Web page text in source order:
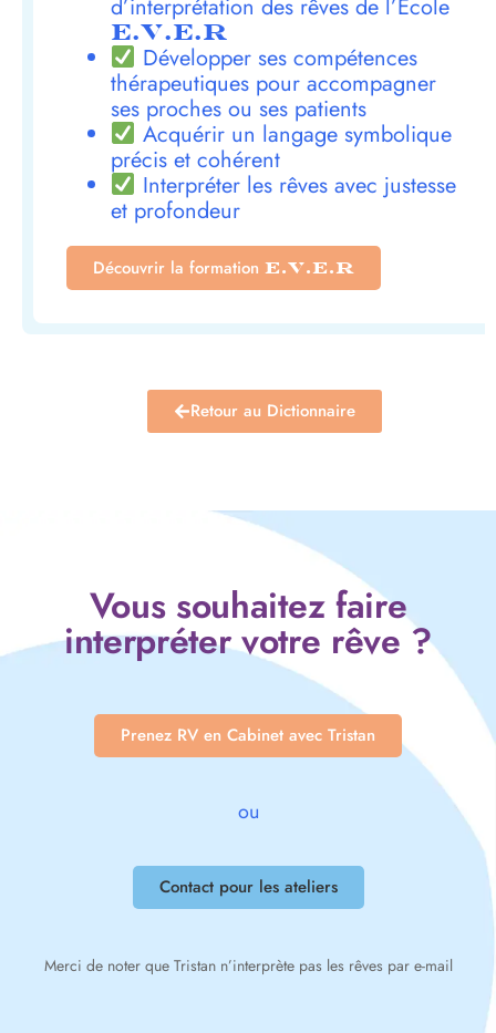
d’interprétation des rêves de l’École
E.V.E.R
Développer ses compétences
thérapeutiques pour accompagner
ses proches ou ses patients
Acquérir un langage symbolique
précis et cohérent
Interpréter les rêves avec justesse
et profondeur
Découvrir la formation E.V.E.R
Retour au Dictionnaire
Vous souhaitez faire
interpréter votre rêve ?
Prenez RV en Cabinet avec Tristan
ou
Contact pour les ateliers
Merci de noter que Tristan n’interprète pas les rêves par e-mail